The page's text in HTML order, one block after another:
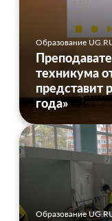
Образование
техникума
представит
года»
Образование